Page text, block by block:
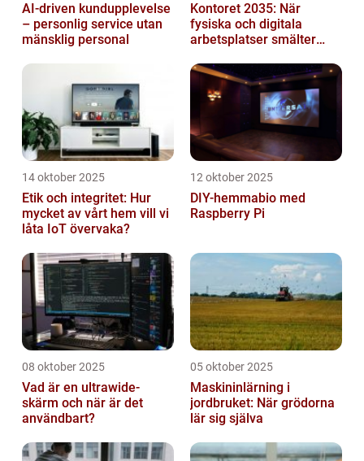
AI-driven kundupplevelse
– personlig service utan
mänsklig personal
Kontoret 2035: När
fysiska och digitala
arbetsplatser smälter
14 oktober 2025
Etik och integritet: Hur
mycket av vårt hem vill vi
låta IoT övervaka?
12 oktober 2025
DIY-hemmabio med
Raspberry Pi
08 oktober 2025
Vad är en ultrawide-
skärm och när är det
användbart?
05 oktober 2025
Maskininlärning i
jordbruket: När grödorna
lär sig själva